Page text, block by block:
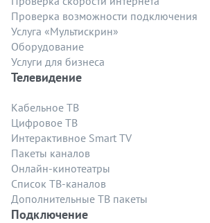
Проверка возможности подключения
Услуга «Мультискрин»
Оборудование
Услуги для бизнеса
Телевидение
Кабельное ТВ
Цифровое ТВ
Интерактивное Smart TV
Пакеты каналов
Онлайн-кинотеатры
Список ТВ-каналов
Дополнительные ТВ пакеты
Подключение